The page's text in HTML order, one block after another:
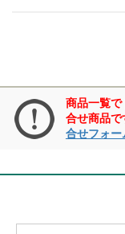
商品一覧
合せ商品で
合せフォー